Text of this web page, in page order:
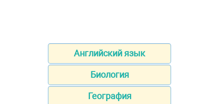
Английский язык
Биология
География